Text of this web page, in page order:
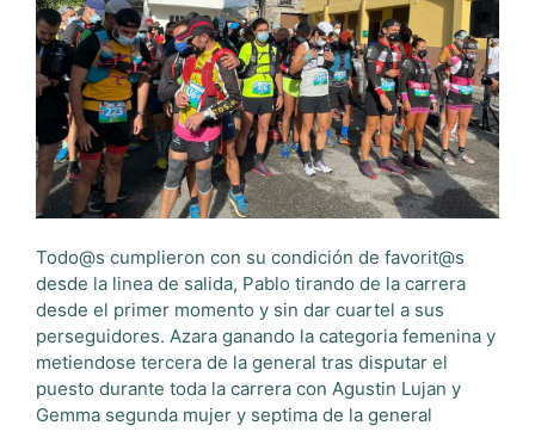
Todo@s cumplieron con su condición de favorit@s
desde la linea de salida, Pablo tirando de la carrera
desde el primer momento y sin dar cuartel a sus
perseguidores. Azara ganando la categoria femenina y
metiendose tercera de la general tras disputar el
puesto durante toda la carrera con Agustin Lujan y
Gemma segunda mujer y septima de la general